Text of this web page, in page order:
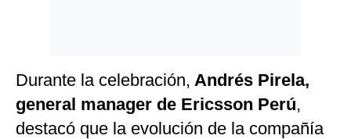
Durante la celebración, Andrés Pirela,
general manager de Ericsson Perú,
destacó que la evolución de la compañía